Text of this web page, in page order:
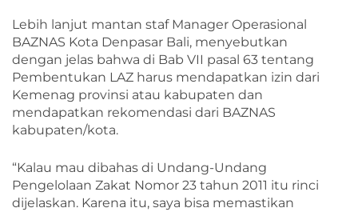
Lebih lanjut mantan staf Manager Operasional
BAZNAS Kota Denpasar Bali, menyebutkan
dengan jelas bahwa di Bab VII pasal 63 tentang
Pembentukan LAZ harus mendapatkan izin dari
Kemenag provinsi atau kabupaten dan
mendapatkan rekomendasi dari BAZNAS
kabupaten/kota.
“Kalau mau dibahas di Undang-Undang
Pengelolaan Zakat Nomor 23 tahun 2011 itu rinci
dijelaskan. Karena itu, saya bisa memastikan